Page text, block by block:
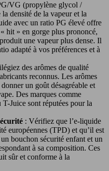
VG (propylène glycol /
densité de la vapeur et la
avec un ratio PG élevé offre
hit » en gorge plus prononcé,
une vapeur plus dense. Il
adapté à vos préférences et à
des arômes de qualité
reconnus. Les arômes
un goût désagréable et
Des marques comme
Juice sont réputées pour la
: Vérifiez que l’e-liquide
européennes (TPD) et qu’il est
bouchon sécurité enfant et un
à sa composition. Ces
sûr et conforme à la